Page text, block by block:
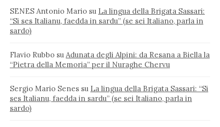
SENES Antonio Mario su La lingua della Brigata Sassari:
“Si ses Italianu, faedda in sardu” (se sei Italiano, parla in
sardo)
Flavio Rubbo su Adunata degli Alpini: da Resana a Biella la
“Pietra della Memoria” per il Nuraghe Chervu
Sergio Mario Senes su La lingua della Brigata Sassari: “Si
ses Italianu, faedda in sardu” (se sei Italiano, parla in
sardo)